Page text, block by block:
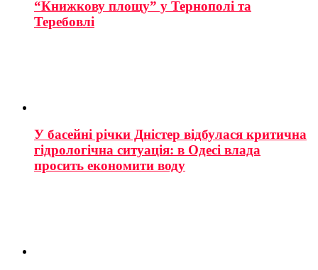
“Книжкову площу” у Тернополі та
Теребовлі
У басейні річки Дністер відбулася критична
гідрологічна ситуація: в Одесі влада
просить економити воду